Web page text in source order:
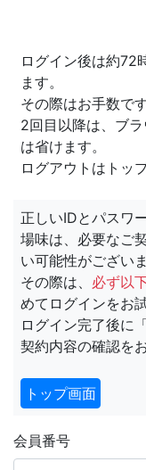
ログイン後は約72
ます。
その際はお手数で
2回目以降は、ブ
は省けます。
ログアウトはトッ
正しいIDとパスワ
場味は、必要なご
い可能性がございま
その際は、 必ず以
めてログインをお
ログイン完了後に
契約内容の確認を
トップ画面
会員番号